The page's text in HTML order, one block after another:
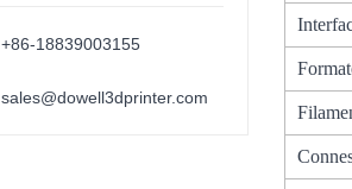
+86-18839003155
sales@dowell3dprinter.com